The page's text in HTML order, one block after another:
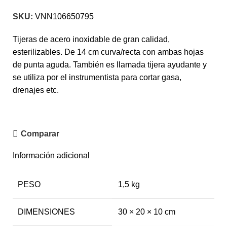
SKU: VNN106650795
Tijeras de acero inoxidable de gran calidad,
esterilizables. De 14 cm curva/recta con ambas hojas
de punta aguda. También es llamada tijera ayudante y
se utiliza por el instrumentista para cortar gasa,
drenajes etc.
Comparar
Información adicional
PESO 1,5 kg
DIMENSIONES 30 × 20 × 10 cm